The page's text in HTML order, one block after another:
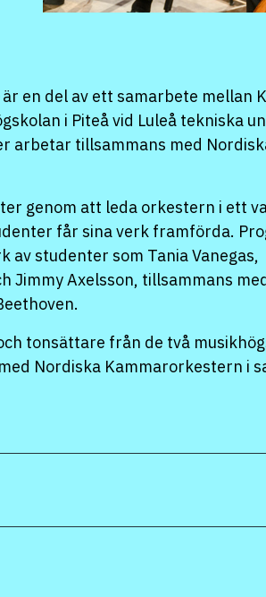
en del av ett samarbete mellan
i Piteå vid Luleå tekniska
arbetar tillsammans med
genom att leda orkestern i ett
får sina verk framförda.
av studenter som TaniaVanegas,
Jimmy Axelsson, tillsammans
tonsättare från de två
Nordiska Kammarorkestern i